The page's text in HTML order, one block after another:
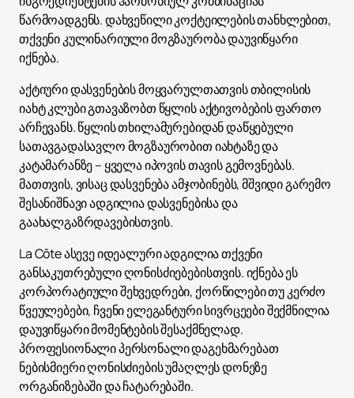
წარმოადგენს. დახვეწილი კოქტეილების თანხლებით,
თქვენი კულინარიული მოგზაურობა დაუვიწყარი
იქნება.
აქტიური დასვენების მოყვარულთათვის თბილისის
იახტ კლუბი გთავაზობთ წყლის აქტივობების ფართო
არჩევანს. წყლის თხილამურებიდან დაწყებული
სათავგადასავლო მოგზაურობით იახტაზე და
კატამარანზე – ყველა იპოვის თავის გემოვნებას.
მათთვის, ვისაც დასვენება ამჯობინებს, მშვიდი გარემო
შესანიშნავი ადგილია დასვენებისა და
გაახალგაზრდავებისთვის.
La Côte ასევე იდეალური ადგილია თქვენი
განსაკუთრებული ღონისძიებებისთვის. იქნება ეს
კორპორატიული შეხვედრები, ქორწილები თუ კერძო
წვეულებები, ჩვენი ელეგანტური სივრცეები შექმნილია
დაუვიწყარი მომენტების შესაქმნელად.
პროფესიონალი პერსონალი დაგეხმარებათ
ნებისმიერი ღონისძიების უმაღლეს დონეზე
ორგანიზებაში და ჩატარებაში.